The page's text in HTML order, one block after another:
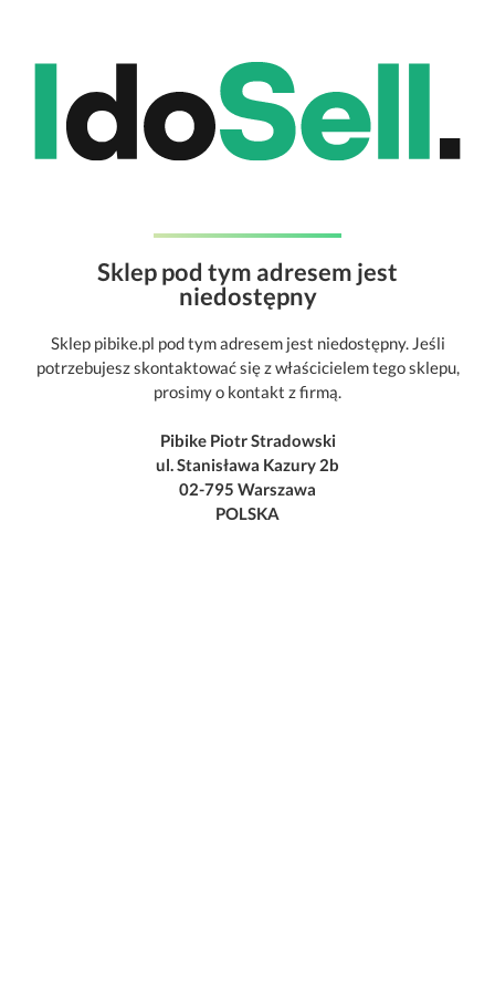
Sklep pod tym adresem jest
niedostępny
Sklep pibike.pl pod tym adresem jest niedostępny. Jeśli
potrzebujesz skontaktować się z właścicielem tego sklepu,
prosimy o kontakt z firmą.
Pibike Piotr Stradowski
ul. Stanisława Kazury 2b
02-795 Warszawa
POLSKA